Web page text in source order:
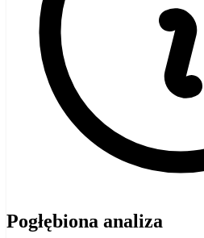
Pogłębiona analiza